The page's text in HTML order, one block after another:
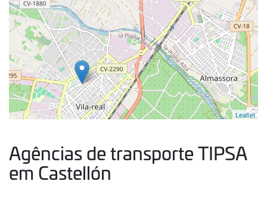
Leaflet
Agências de transporte TIPSA
em Castellón